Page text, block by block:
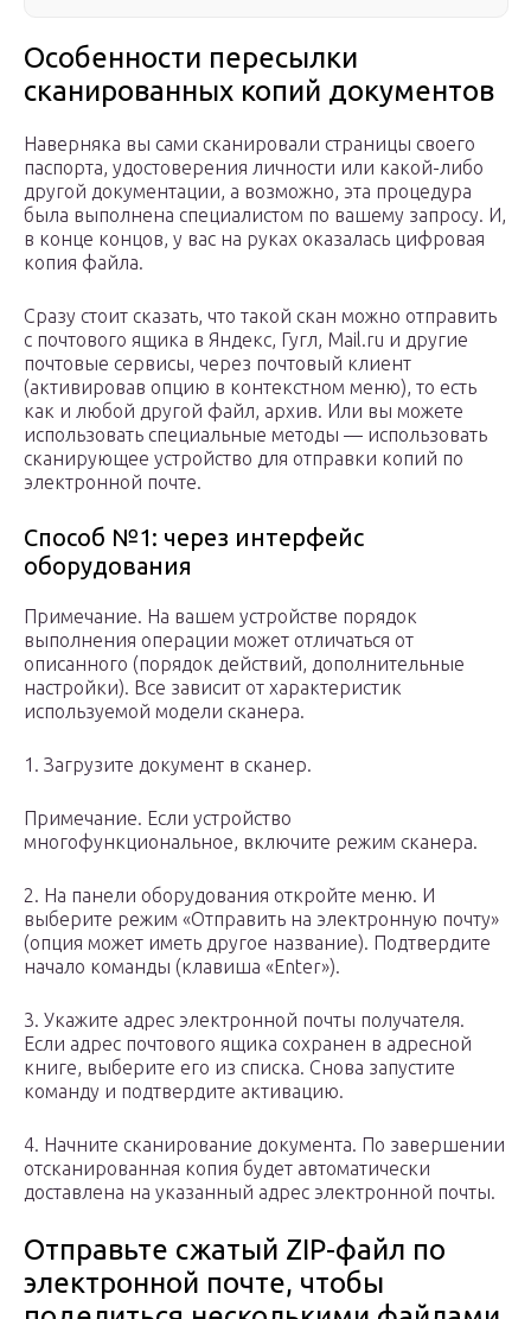
Особенности пересылки
сканированных копий документов
Наверняка вы сами сканировали страницы своего
паспорта, удостоверения личности или какой-либо
другой документации, а возможно, эта процедура
была выполнена специалистом по вашему запросу. И,
в конце концов, у вас на руках оказалась цифровая
копия файла.
Сразу стоит сказать, что такой скан можно отправить
с почтового ящика в Яндекс, Гугл, Mail.ru и другие
почтовые сервисы, через почтовый клиент
(активировав опцию в контекстном меню), то есть
как и любой другой файл, архив. Или вы можете
использовать специальные методы — использовать
сканирующее устройство для отправки копий по
электронной почте.
Способ №1: через интерфейс
оборудования
Примечание. На вашем устройстве порядок
выполнения операции может отличаться от
описанного (порядок действий, дополнительные
настройки). Все зависит от характеристик
используемой модели сканера.
1. Загрузите документ в сканер.
Примечание. Если устройство
многофункциональное, включите режим сканера.
2. На панели оборудования откройте меню. И
выберите режим «Отправить на электронную почту»
(опция может иметь другое название). Подтвердите
начало команды (клавиша «Enter»).
3. Укажите адрес электронной почты получателя.
Если адрес почтового ящика сохранен в адресной
книге, выберите его из списка. Снова запустите
команду и подтвердите активацию.
4. Начните сканирование документа. По завершении
отсканированная копия будет автоматически
доставлена ​​на указанный адрес электронной почты.
Отправьте сжатый ZIP-файл по
электронной почте, чтобы